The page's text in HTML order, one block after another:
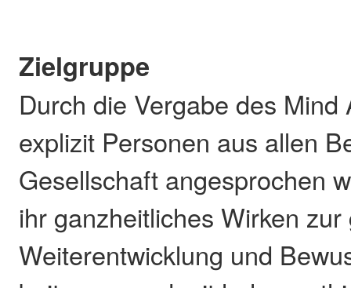
Zielgruppe
Durch die Vergabe des Mind
explizit Personen aus allen
Gesellschaft angesprochen
ihr ganzheitliches Wirken
Weiterentwicklung und